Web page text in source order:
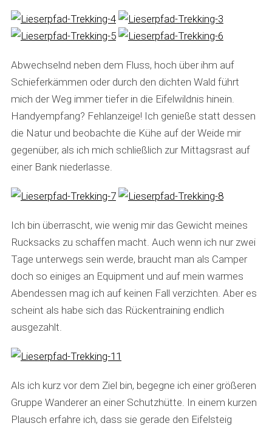
Abwechselnd neben dem Fluss, hoch über ihm auf
Schieferkämmen oder durch den dichten Wald führt
mich der Weg immer tiefer in die Eifelwildnis hinein.
Handyempfang? Fehlanzeige! Ich genieße statt dessen
die Natur und beobachte die Kühe auf der Weide mir
gegenüber, als ich mich schließlich zur Mittagsrast auf
einer Bank niederlasse.
Ich bin überrascht, wie wenig mir das Gewicht meines
Rucksacks zu schaffen macht. Auch wenn ich nur zwei
Tage unterwegs sein werde, braucht man als Camper
doch so einiges an Equipment und auf mein warmes
Abendessen mag ich auf keinen Fall verzichten. Aber es
scheint als habe sich das Rückentraining endlich
ausgezahlt.
Als ich kurz vor dem Ziel bin, begegne ich einer größeren
Gruppe Wanderer an einer Schutzhütte. In einem kurzen
Plausch erfahre ich, dass sie gerade den Eifelsteig